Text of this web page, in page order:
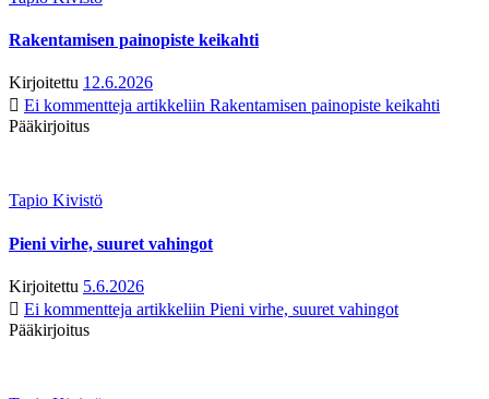
Rakentamisen painopiste keikahti
Kirjoitettu 12.6.2026
Ei kommentteja artikkeliin Rakentamisen painopiste keikahti
Pääkirjoitus
Tapio Kivistö
Pieni virhe, suuret vahingot
Kirjoitettu 5.6.2026
Ei kommentteja artikkeliin Pieni virhe, suuret vahingot
Pääkirjoitus